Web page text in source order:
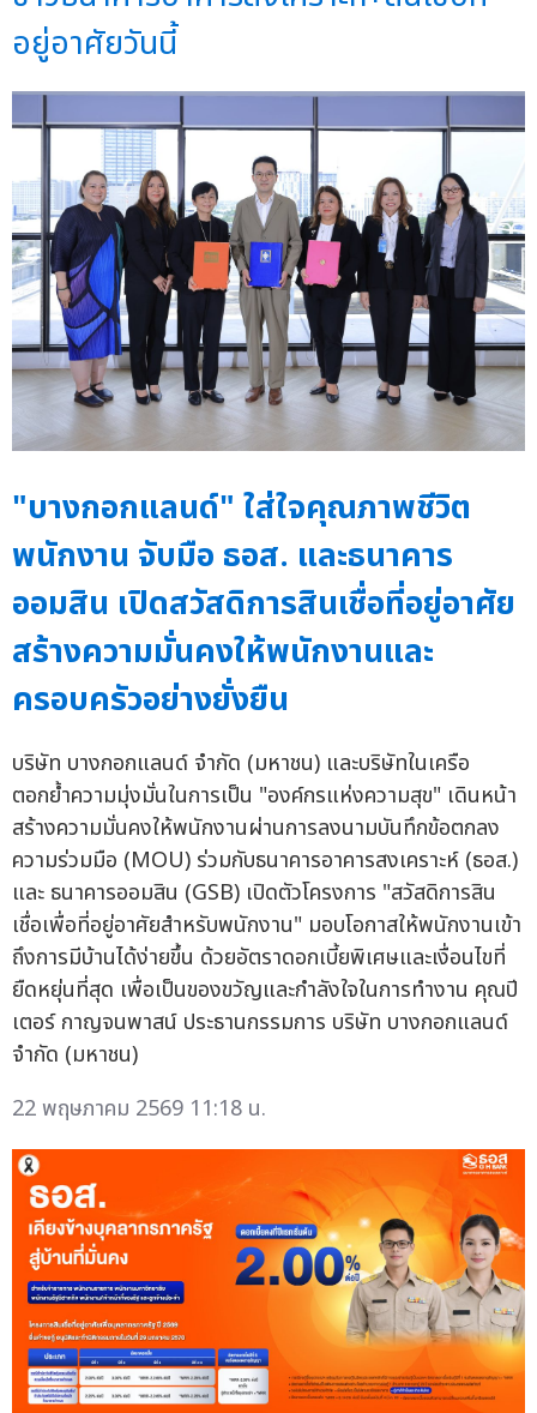
อยู่อาศัยวันนี้
"บางกอกแลนด์" ใส่ใจคุณภาพชีวิต
พนักงาน จับมือ ธอส. และธนาคาร
ออมสิน เปิดสวัสดิการสินเชื่อที่อยู่อาศัย
สร้างความมั่นคงให้พนักงานและ
ครอบครัวอย่างยั่งยืน
บริษัท บางกอกแลนด์ จำกัด (มหาชน) และบริษัทในเครือ
ตอกย้ำความมุ่งมั่นในการเป็น "องค์กรแห่งความสุข" เดินหน้า
สร้างความมั่นคงให้พนักงานผ่านการลงนามบันทึกข้อตกลง
ความร่วมมือ (MOU) ร่วมกับธนาคารอาคารสงเคราะห์ (ธอส.)
และ ธนาคารออมสิน (GSB) เปิดตัวโครงการ "สวัสดิการสิน
เชื่อเพื่อที่อยู่อาศัยสำหรับพนักงาน" มอบโอกาสให้พนักงานเข้า
ถึงการมีบ้านได้ง่ายขึ้น ด้วยอัตราดอกเบี้ยพิเศษและเงื่อนไขที่
ยืดหยุ่นที่สุด เพื่อเป็นของขวัญและกำลังใจในการทำงาน คุณปี
เตอร์ กาญจนพาสน์ ประธานกรรมการ บริษัท บางกอกแลนด์
จำกัด (มหาชน)
22 พฤษภาคม 2569 11:18 น.